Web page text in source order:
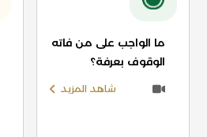
ما الواجب على من فاته
الوقوف بعرفة؟
شاهد المزيد